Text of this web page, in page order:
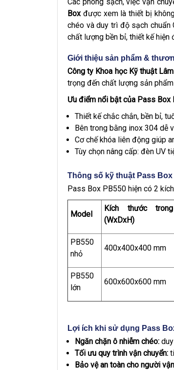
Boxđược xem là thiết bị
chéo và duy trì độ sạch chuẩn
chất lượng bền bỉ, thiết kế hiện
Giới thiệu sản phẩm &
Công ty Khoa học Kỹ thuật
trọng đến chất lượng sản
Ưu điểm nổi bật của Pass Box
Thiết kế chắc chắn, bền bỉ,
Bên trong bằng inox 304 dễ
Cơ chế khóa liên động giúp
Tùy chọn nâng cấp: đèn UV
Thông số kỹ thuật Pass Box
Pass Box PB550 hiện có 2
Model
Kích thước trong
(WxDxH)
PB550
nhỏ
400x400x400 mm
PB550
lớn
600x600x600 mm
Lợi ích khi sử dụng Pass
Ngăn chặn ô nhiễm chéo:
Tối ưu quy trình vận chuyển:
Bảo vệ an toàn cho người